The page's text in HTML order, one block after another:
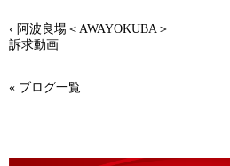
‹ 阿波良場＜AWAYOKUBA＞
訴求動画
« ブログ一覧